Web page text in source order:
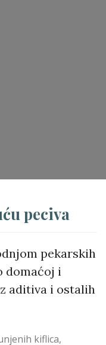
peciva
pekarskih
domaćoj i
aditiva i ostalih
kiflica,